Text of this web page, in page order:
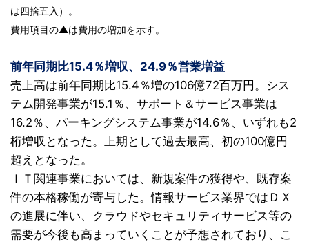
は四捨五入）。
費用項目の▲は費用の増加を示す。
前年同期比15.4％増収、24.9％営業増益
売上高は前年同期比15.4％増の106億72百万円。 シス
テム開発事業が15.1％、サポート＆サービス事業は
16.2％、パーキングシステム事業が14.6％、いずれも2
桁増収となった。上期として過去最高、初の100億円
超えとなった。
ＩＴ関連事業においては、新規案件の獲得や、既存案
件の本格稼働が寄与した。情報サービス業界ではＤＸ
の進展に伴い、クラウドやセキュリティサービス等の
需要が今後も高まっていくことが予想されており、こ